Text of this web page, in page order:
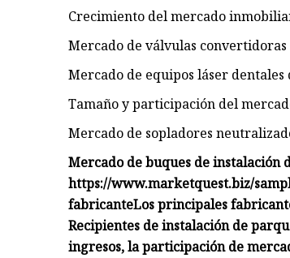
Crecimiento del mercado
Mercado de válvulas
Mercado de equipos láser
Tamaño y participación del
Mercado de sopladores
Mercado de buques de instalación
https://www.marketquest.biz/
fabricanteLos principales
Recipientes de instalación de
ingresos, la participación de